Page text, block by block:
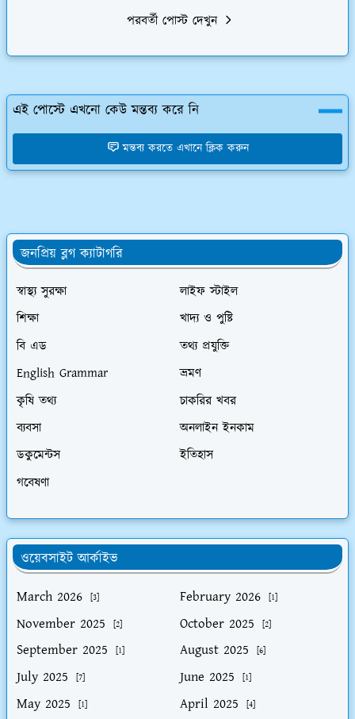
পরবর্তী পোস্ট দেখুন
এই পোস্টে এখনো কেউ মন্তব্য করে নি
মন্তব্য করতে এখানে ক্লিক করুন
জনপ্রিয় ব্লগ ক্যাটাগরি
স্বাস্থ্য সুরক্ষা
লাইফ স্টাইল
শিক্ষা
খাদ্য ও পুষ্টি
বি এড
তথ্য প্রযুক্তি
English Grammar
ভ্রমণ
কৃষি তথ্য
চাকরির খবর
ব্যবসা
অনলাইন ইনকাম
ডকুমেন্টস
ইতিহাস
গবেষণা
ওয়েবসাইট আর্কাইভ
March 2026
[3] February 2026 [1]
November 2025 [2] October 2025 [2]
September 2025 [1] August 2025 [6]
July 2025 [7] June 2025 [1]
May 2025 [1] April 2025 [4]